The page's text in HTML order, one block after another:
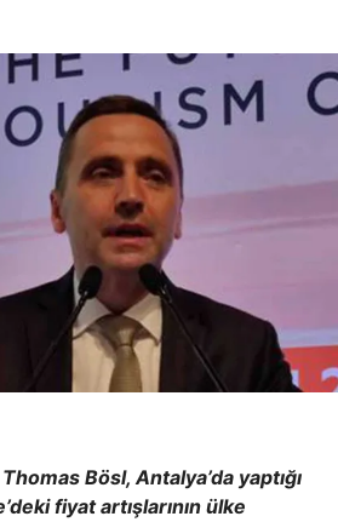
Bösl, Antalya’da yaptığı
fiyat artışlarının ülke